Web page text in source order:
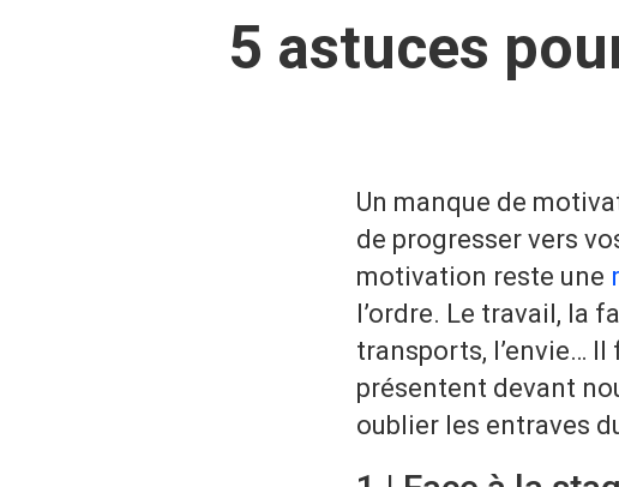
5 astuces
Un manque de
de progresser vers
motivation reste une
l’ordre. Le travail, la
transports, l’envie…
présentent devant
oublier les entraves